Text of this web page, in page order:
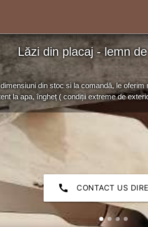
call CONTACT US
Lăzi din placaj - lemn
din stoc si la comandă, le oferim
la apa, îngheț ( condiții extreme de